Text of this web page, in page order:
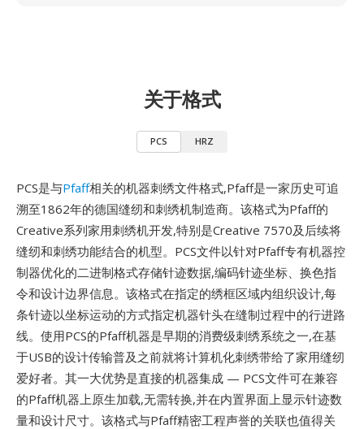
关于格式
PCS HRZ
PCS是与Pfaff相关的机器刺绣文件格式,Pfaff是一家历史可追
溯至1862年的德国缝纫和刺绣机制造商。该格式为Pfaff的
Creative系列家用刺绣机开发,特别是Creative 7570及后续将
缝纫和刺绣功能结合的机型。PCS文件以针对Pfaff专有机器控
制器优化的二进制格式存储针迹数据,编码针迹坐标、换色指
令和设计边界信息。该格式在指定的绣框区域内组织设计,每
条针迹以坐标运动的方式指定机器针头在缝制过程中的行进路
线。使用PCS的Pfaff机器是早期的消费级刺绣系统之一,在基
于USB的设计传输普及之前就将计算机化刺绣带给了家用缝纫
爱好者。其一大优势是直接的机器集成 — PCS文件可在兼容
的Pfaff机器上原生加载,无需转换,并在内置界面上显示针迹数
量和设计尺寸。该格式与Pfaff精密工程声誉的关联也值得关